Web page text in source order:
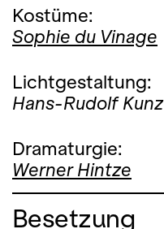
Kostüme:
Sophie du Vinage
Lichtgestaltung:
Hans-Rudolf Kunz
Dramaturgie:
Werner Hintze
Besetzung